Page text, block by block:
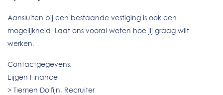
Aansluiten bij een bestaande vestiging is ook een
mogelijkheid. Laat ons vooral weten hoe jij graag wilt
werken.
Contactgegevens:
Eijgen Finance
> Tiemen Dolfijn, Recruiter